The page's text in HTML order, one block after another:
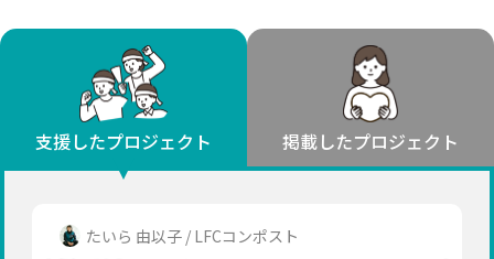
フード・農業
文化
環境・エシカル
人権・マイノリティ
社会貢献
地域からさがす 北海道・東北
北海道
北海道 青森 岩手 宮城
秋田
福島
茨城 栃木 群馬
千葉
東京
神奈川
新潟 富山 石川 福井
支援したプロジェクト 掲載したプロジェクト
たいら 由以子 / LFCコンポスト